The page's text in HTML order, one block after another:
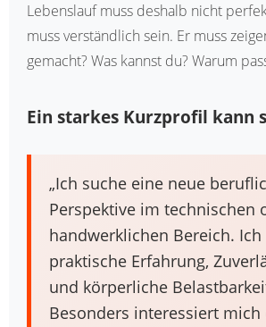
Lebenslauf muss deshalb nicht
muss verständlich sein. Er muss
gemacht? Was kannst du? Warum
Ein starkes Kurzprofil kann
„Ich suche eine neue
Perspektive im technischen
handwerklichen Bereich.
praktische Erfahrung,
und körperliche
Besonders interessiert mich